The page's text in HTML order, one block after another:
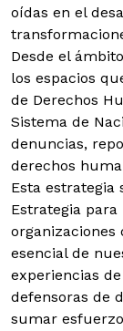
oídas en el
Desde el
los espacios
de Derechos
Sistema de
denuncias,
derechos
Esta estrategia
Estrategia
organizaciones
esencial de
experiencias
defensoras de
sumar